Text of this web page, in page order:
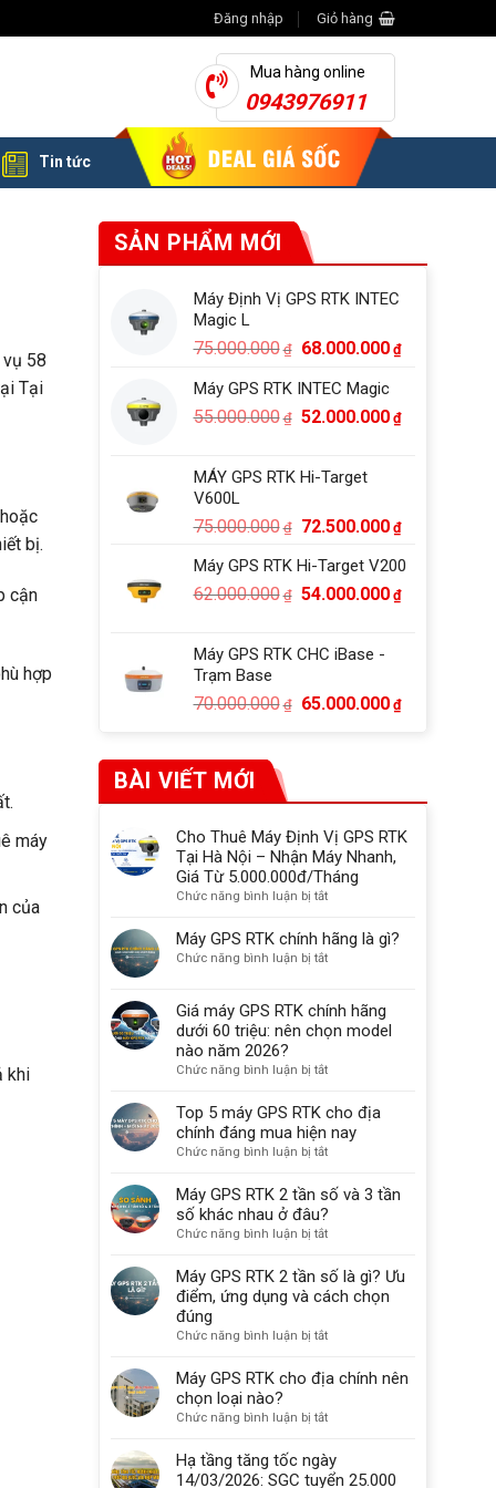
Đăng nhập Giỏ hàng
Mua hàng online
0943976911
Tin tức
58
Tại
bị.
cận
hợp
máy
của
khi
SẢN PHẨM MỚI
Máy Định Vị GPS RTK INTEC
Magic L
75.000.000 ₫
Giá
là:
75.000.000₫.
68.000.000 ₫Giá
là:
Máy GPS RTK INTEC Magic
55.000.000 ₫ Giá
55.000.000₫.
52.000.000 ₫Giá
MÁY GPS RTK Hi-Target
V600L
75.000.000 ₫
Giá
là:
75.000.000₫.
72.500.000 ₫Giá
tại
là:
Máy GPS RTK Hi-Target V200
62.000.000 ₫ Giá
62.000.000₫.
54.000.000 ₫Giá
Máy GPS RTK CHC iBase -
Trạm Base
70.000.000 ₫
Giá
65.000.000 ₫Giá
BÀI VIẾT MỚI
Cho Thuê Máy Định Vị GPS RTK
Tại Hà Nội – Nhận Máy Nhanh,
Giá Từ 5.000.000đ/Tháng
Chức năng bình luận bị tắtở
Thuê
Máy
GPS
RTK
Hà
Nhận
Máy
Nhanh,
Từ
5.000.000đ/Tháng
Máy GPS RTK chính hãng là gì?
Chức năng bình luận bị tắtở
RTK
chính
là
Giá máy GPS RTK chính hãng
dưới 60 triệu: nên chọn model
nào năm 2026?
Chức năng bình luận bị tắtở
máy
RTK
dưới
60
triệu:
chọn
model
năm
Top 5 máy GPS RTK cho địa
chính đáng mua hiện nay
Chức năng bình luận bị tắtở
5
máy
GPS
địa
chính
mua
nay
Máy GPS RTK 2 tần số và 3 tần
số khác nhau ở đâu?
Chức năng bình luận bị tắtở
GPS
RTK
3
số
nhau
ở
Máy GPS RTK 2 tần số là gì? Ưu
điểm, ứng dụng và cách chọn
đúng
Chức năng bình luận bị tắtở
GPS
2
là
Máy GPS RTK cho địa chính nên
chọn loại nào?
Chức năng bình luận bị tắtở
GPS
RTK
Hạ tầng tăng tốc ngày
14/03/2026: SGC tuyển 25.000